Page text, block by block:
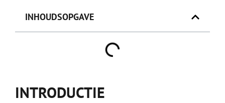
INHOUDSOPGAVE
INTRODUCTIE